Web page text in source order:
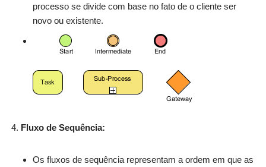
processo se divide com base no fato de o cliente ser
novo ou existente.
Fluxo de Sequência:
Os fluxos de sequência representam a ordem em que as